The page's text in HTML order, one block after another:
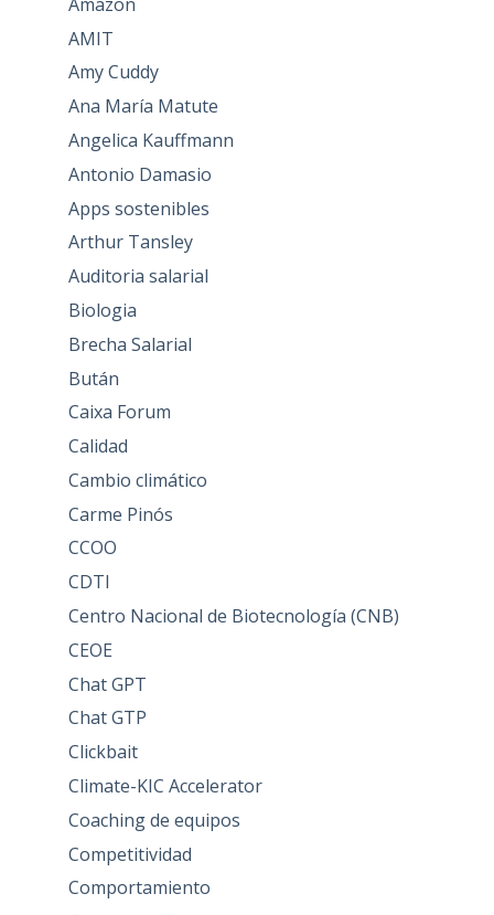
AMIT
Amy Cuddy
Ana María Matute
Angelica Kauffmann
Antonio Damasio
Apps sostenibles
Arthur Tansley
Auditoria salarial
Biologia
Brecha Salarial
Bután
Caixa Forum
Calidad
Cambio climático
Carme Pinós
CCOO
CDTI
Centro Nacional de Biotecnología (CNB)
CEOE
Chat GPT
Chat GTP
Clickbait
Climate-KIC Accelerator
Coaching de equipos
Competitividad
Comportamiento